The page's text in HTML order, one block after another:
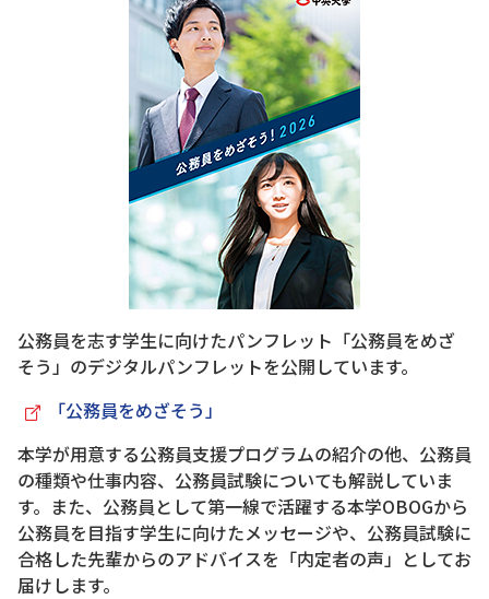
公務員を志す学生に向けたパンフレット「公務員をめざ
そう」のデジタルパンフレットを公開しています。
「公務員をめざそう」
本学が用意する公務員支援プログラムの紹介の他、公務員
の種類や仕事内容、公務員試験についても解説していま
す。また、公務員として第一線で活躍する本学OBOGから
公務員を目指す学生に向けたメッセージや、公務員試験に
合格した先輩からのアドバイスを「内定者の声」としてお
届けします。